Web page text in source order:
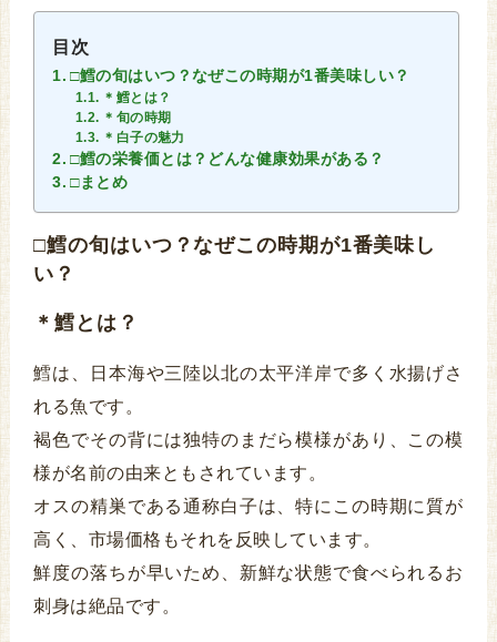
目次
□鱈の旬はいつ？なぜこの時期が1番美味しい？
＊鱈とは？
＊旬の時期
＊白子の魅力
□鱈の栄養価とは？どんな健康効果がある？
□まとめ
□鱈の旬はいつ？なぜこの時期が1番美味し
い？
＊鱈とは？
鱈は、日本海や三陸以北の太平洋岸で多く水揚げさ
れる魚です。
褐色でその背には独特のまだら模様があり、この模
様が名前の由来ともされています。
オスの精巣である通称白子は、特にこの時期に質が
高く、市場価格もそれを反映しています。
鮮度の落ちが早いため、新鮮な状態で食べられるお
刺身は絶品です。